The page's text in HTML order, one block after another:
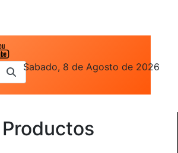
Sabado, 8 de Agosto de 2026
Productos